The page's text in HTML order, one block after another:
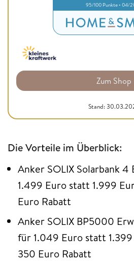
95/100 Punkte • 04/
Zum Shop
Stand:
Die Vorteile im Überblick:
Anker SOLIX Solarbank
1.499 Euro statt 1.999
Euro Rabatt
Anker SOLIX BP5000
für 1.049 Euro statt
350 Euro Rabatt